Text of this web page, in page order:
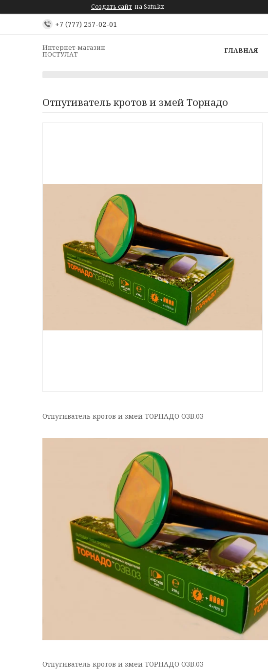
Создать сайт на Satu.kz
+7 (777) 257-02-01
Интернет-магазин
ПОСТУЛАТ ГЛАВНАЯ
Отпугиватель кротов и змей Торнадо
Отпугиватель кротов и змей ТОРНАДО ОЗВ.03
Отпугиватель кротов и змей ТОРНАДО ОЗВ.03